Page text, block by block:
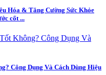
Hóa & Tăng Cường Sức Khỏe
cốt ...
Công Dụng Và Cách Dùng Hiệu